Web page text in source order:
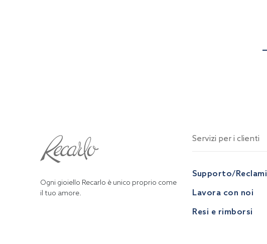
Ogni gioiello Recarlo è unico proprio come
il tuo amore.
Servizi per i clienti
Supporto/Reclami
Lavora con noi
Resi e rimborsi